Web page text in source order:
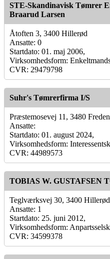
STE-Skandinavisk Tømrer
Braarud Larsen
Åtoften 3, 3400 Hillerød
Ansatte: 0
Startdato: 01. maj 2006,
Virksomhedsform:
CVR: 29479798
Suhr's Tømrerfirma I/S
Præstemosevej 11, 3480
Ansatte:
Startdato: 01. august 2024,
Virksomhedsform:
CVR: 44989573
TOBIAS W. GUSTAFSEN
Teglværksvej 30, 3400 Hillerød
Ansatte: 1
Startdato: 25. juni 2012,
Virksomhedsform:
CVR: 34599378